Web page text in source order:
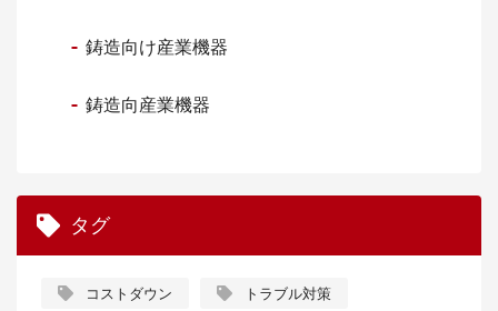
鋳造向け産業機器
鋳造向産業機器
タグ
コストダウン トラブル対策